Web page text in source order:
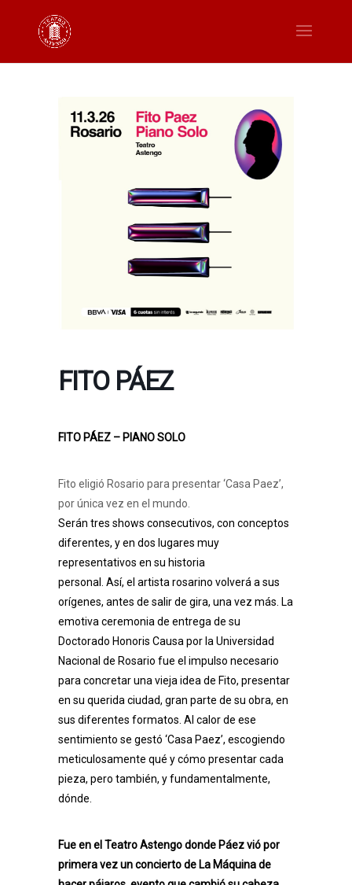
FITO PÁEZ
FITO PÁEZ – PIANO SOLO
Fito eligió Rosario para presentar ‘Casa Paez’,
por única vez en el mundo.
Serán tres shows consecutivos, con conceptos
diferentes, y en dos lugares muy
representativos en su historia
personal. Así, el artista rosarino volverá a sus
orígenes, antes de salir de gira, una vez más. La
emotiva ceremonia de entrega de su
Doctorado Honoris Causa por la Universidad
Nacional de Rosario fue el impulso necesario
para concretar una vieja idea de Fito, presentar
en su querida ciudad, gran parte de su obra, en
sus diferentes formatos. Al calor de ese
sentimiento se gestó ‘Casa Paez’, escogiendo
meticulosamente qué y cómo presentar cada
pieza, pero también, y fundamentalmente,
dónde.
Fue en el Teatro Astengo donde Páez vió por
primera vez un concierto de La Máquina de